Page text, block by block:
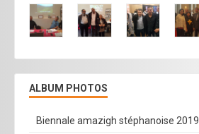
ALBUM PHOTOS
Biennale amazigh stéphanoise 2019